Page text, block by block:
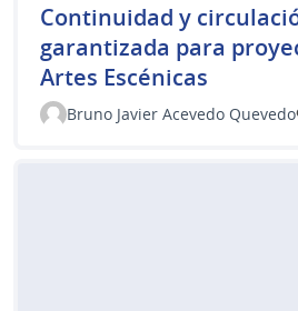
Continuidad y
garantizada para
Artes Escénicas
Bruno Javier Acevedo Quevedo